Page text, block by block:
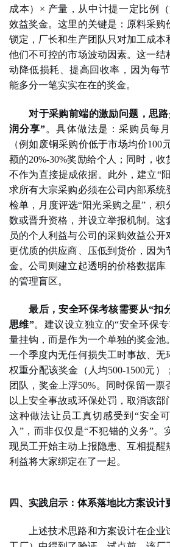
成本）× 产量，从中计提一定比例
效益奖金。这里的关键是：原料采购
锁定，厂长和生产团队只对加工成本
他们不可控的市场波动因素。这一结
动降低损耗、提高回收率，因为每
能多分一笔实实在在的奖金。
对于采购前端的激励问题，思
润分享”。具体做法是：采购员每
（例如废铜采购价低于市场均价100
额的20%-30%奖励给个人；同时，收
不作为直接提成依据。此外，建立
求所有大宗采购必须在公司内部系统
检单，月度评选“阳光采购之星”，积
数或晋升资格，并设立举报机制。这
员的个人利益与公司的采购效益公
更优质的供应商、压低到货价，因为
金。公司则建立起透明的价格数据库
的管理盲区。
最后，安全环保考核需要从“扣
思维”。建议设立独立的“安全环保
量挂钩，而是作为一个单独的奖金池
一个季度内无任何损失工时事故、无
权重分配该奖金（人均500-1500元
团队，奖金上浮50%。同时保留一票
以上安全事故或环保处罚，取消该部
这种做法让员工真切感受到“安全
入”，而非仅仅是“不犯错的义务”。
现员工开始主动上报隐患、互相提醒
利益将大家绑定在了一起。
四、实践启示：体系落地比方案设计
上述技术思路和方案设计在企业